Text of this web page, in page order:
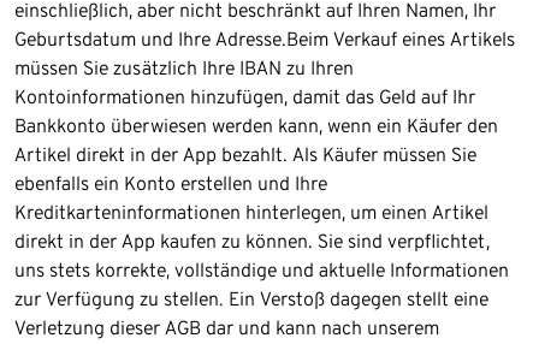
einschließlich, aber nicht beschränkt auf Ihren Namen, Ihr
Geburtsdatum und Ihre Adresse.Beim Verkauf eines Artikels
müssen Sie zusätzlich Ihre IBAN zu Ihren
Kontoinformationen hinzufügen, damit das Geld auf Ihr
Bankkonto überwiesen werden kann, wenn ein Käufer den
Artikel direkt in der App bezahlt. Als Käufer müssen Sie
ebenfalls ein Konto erstellen und Ihre
Kreditkarteninformationen hinterlegen, um einen Artikel
direkt in der App kaufen zu können. Sie sind verpflichtet,
uns stets korrekte, vollständige und aktuelle Informationen
zur Verfügung zu stellen. Ein Verstoß dagegen stellt eine
Verletzung dieser AGB dar und kann nach unserem